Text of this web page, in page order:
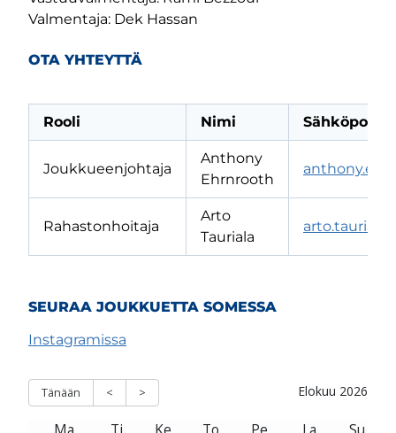
Valmentaja: Dek Hassan
OTA YHTEYTTÄ
Rooli Nimi
Joukkueenjohtaja
Anthony
Ehrnrooth
Rahastonhoitaja
Arto
Tauriala
SEURAA JOUKKUETTA SOMESSA
Instagramissa
sivu
kanava